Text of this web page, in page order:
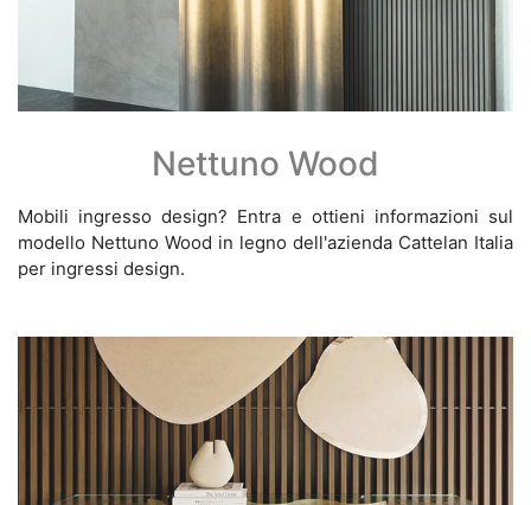
Nettuno Wood
Mobili ingresso design? Entra e ottieni informazioni sul
modello Nettuno Wood in legno dell'azienda Cattelan Italia
per ingressi design.